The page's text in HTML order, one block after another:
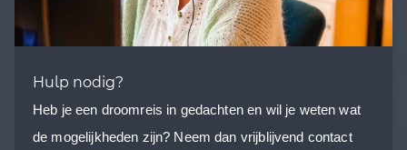
Hulp nodig?
Heb je een droomreis in gedachten en wil je weten wat
de mogelijkheden zijn? Neem dan vrijblijvend contact